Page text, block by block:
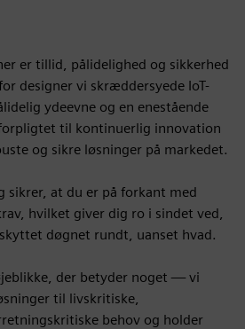
er tillid, pålidelighed og sikkerhed
designer vi skræddersyede IoT-
ydeevne og en enestående
til kontinuerlig innovation
og sikre løsninger på markedet.
sikrer, at du er på forkant med
hvilket giver dig ro i sindet ved,
døgnet rundt, uanset hvad.
der betyder noget — vi
til livskritiske,
behov og holder